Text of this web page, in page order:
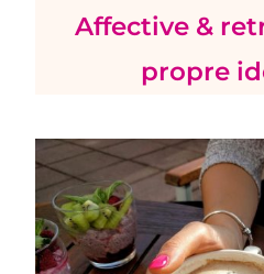
Affective &
propre